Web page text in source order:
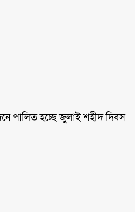
পালিত হচ্ছে জুলাই শহীদ দিবস